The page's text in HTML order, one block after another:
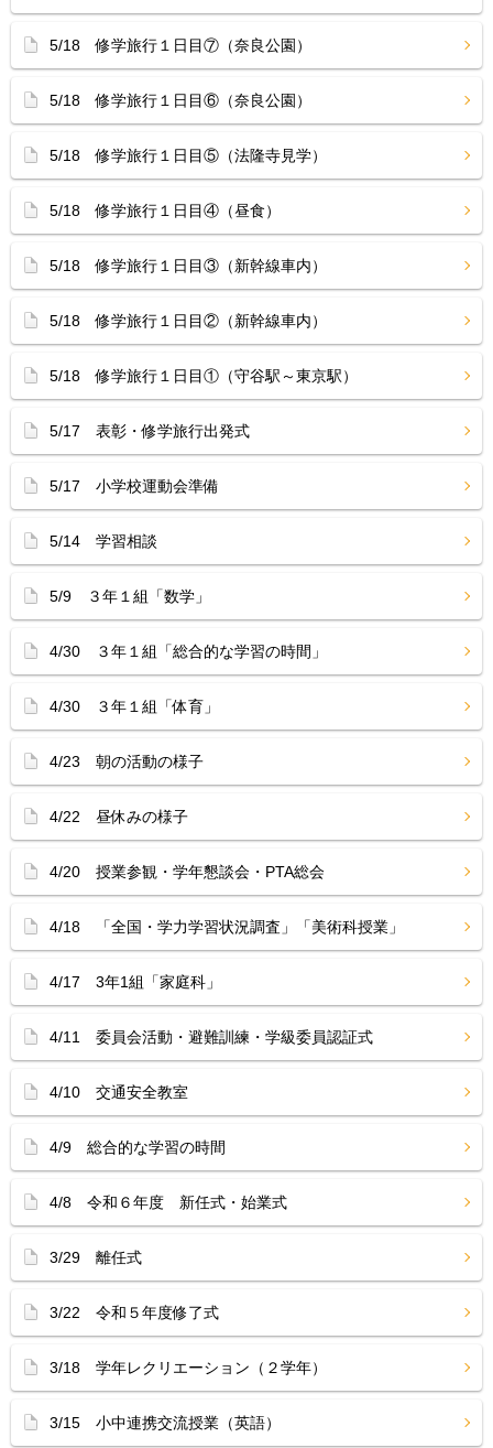
5/18 修学旅行１日目⑦（奈良公園）
5/18 修学旅行１日目⑥（奈良公園）
5/18 修学旅行１日目⑤（法隆寺見学）
5/18 修学旅行１日目④（昼食）
5/18 修学旅行１日目③（新幹線車内）
5/18 修学旅行１日目②（新幹線車内）
5/18 修学旅行１日目①（守谷駅～東京駅）
5/17 表彰・修学旅行出発式
5/17 小学校運動会準備
5/14 学習相談
5/9 ３年１組「数学」
4/30 ３年１組「総合的な学習の時間」
4/30 ３年１組「体育」
4/23 朝の活動の様子
4/22 昼休みの様子
4/20 授業参観・学年懇談会・PTA総会
4/18 「全国・学力学習状況調査」「美術科授業」
4/17 3年1組「家庭科」
4/11 委員会活動・避難訓練・学級委員認証式
4/10 交通安全教室
4/9 総合的な学習の時間
4/8 令和６年度 新任式・始業式
3/29 離任式
3/22 令和５年度修了式
3/18 学年レクリエーション（２学年）
3/15 小中連携交流授業（英語）